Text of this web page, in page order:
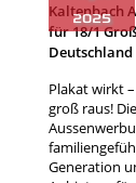
Kaltenbach
für 18/1
Deutschland
Plakat wirkt
groß raus!
Generation